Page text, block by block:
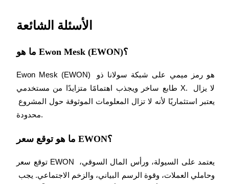
تسجيل الدخول اشتراكالأسئلة الشائعة
ما هو Ewon Mesk (EWON)؟
Ewon Mesk (EWON) هو رمز ميمي على شبكة سولانا ذو
طابع ساخر ويجذب اهتمامًا متزايدًا من مستخدمي X. لا يزال
محدودة.
ما هو توقع سعر EWON؟
توقع سعر EWON يعتمد على السيولة، ورأس المال السوقي،